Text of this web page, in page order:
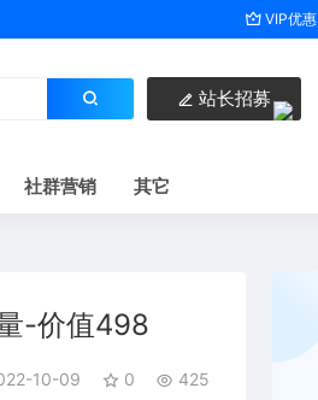
VIP优惠
站长招募
社群营销 其它
-价值498
10-09 0 425